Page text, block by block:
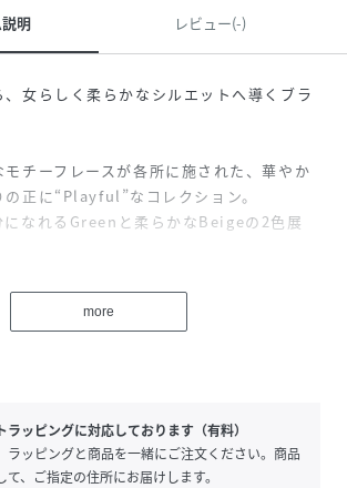
明 レビュー(-)
女らしく柔らかなシルエットへ導くブラ
チーフレースが各所に施された、華やか
正に“Playful”なコレクション。
になれるGreenと柔らかなBeigeの2色展
活躍。
バックデザインブラにも注目です。
ホールド。
ち上げ、トップ高め＆脇すっきりの美胸に
more
ラッピングに対応しております（有料）
ラッピングと商品を一緒にご注文ください。商品
て、ご指定の住所にお届けします。